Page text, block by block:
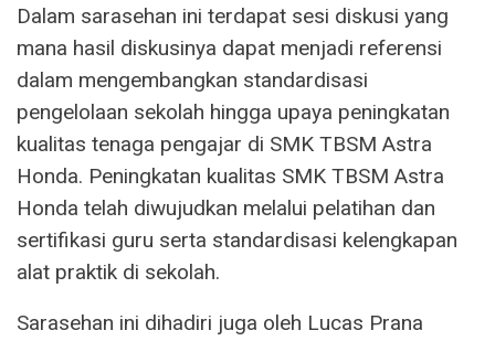
Dalam sarasehan ini terdapat sesi diskusi yang
mana hasil diskusinya dapat menjadi referensi
dalam mengembangkan standardisasi
pengelolaan sekolah hingga upaya peningkatan
kualitas tenaga pengajar di SMK TBSM Astra
Honda. Peningkatan kualitas SMK TBSM Astra
Honda telah diwujudkan melalui pelatihan dan
sertifikasi guru serta standardisasi kelengkapan
alat praktik di sekolah.
Sarasehan ini dihadiri juga oleh Lucas Prana